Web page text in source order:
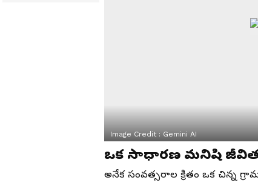
Image Credit : Gemini AI
ఒక సాధారణ మనిషి
అనేక సంవత్సరాల క్రితం ఒక చిన్న